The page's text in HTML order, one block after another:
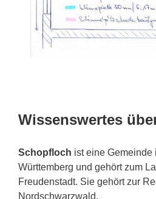
Wissenswertes
Schopfloch ist eine Gemeinde
Württemberg und gehört zum
Freudenstadt. Sie gehört zur
Nordschwarzwald.